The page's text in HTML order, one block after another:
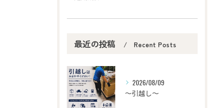
最近の投稿 Recent Posts
2026/08/09
～引越し～